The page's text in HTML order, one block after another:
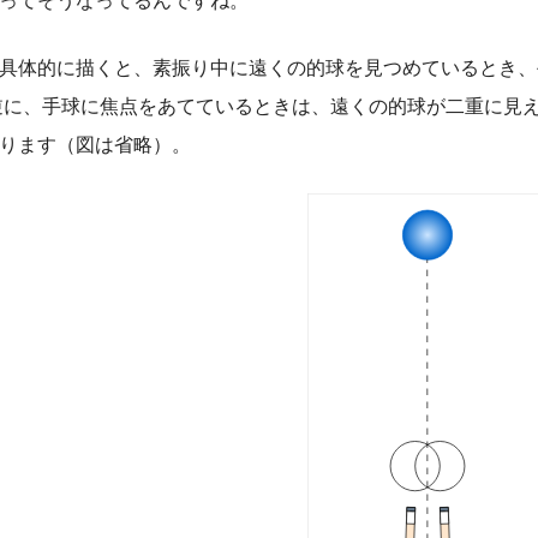
体的に描くと、素振り中に遠くの的球を見つめているとき
、手球に焦点をあてているときは、遠くの的球が二重に見
ます（図は省略）。